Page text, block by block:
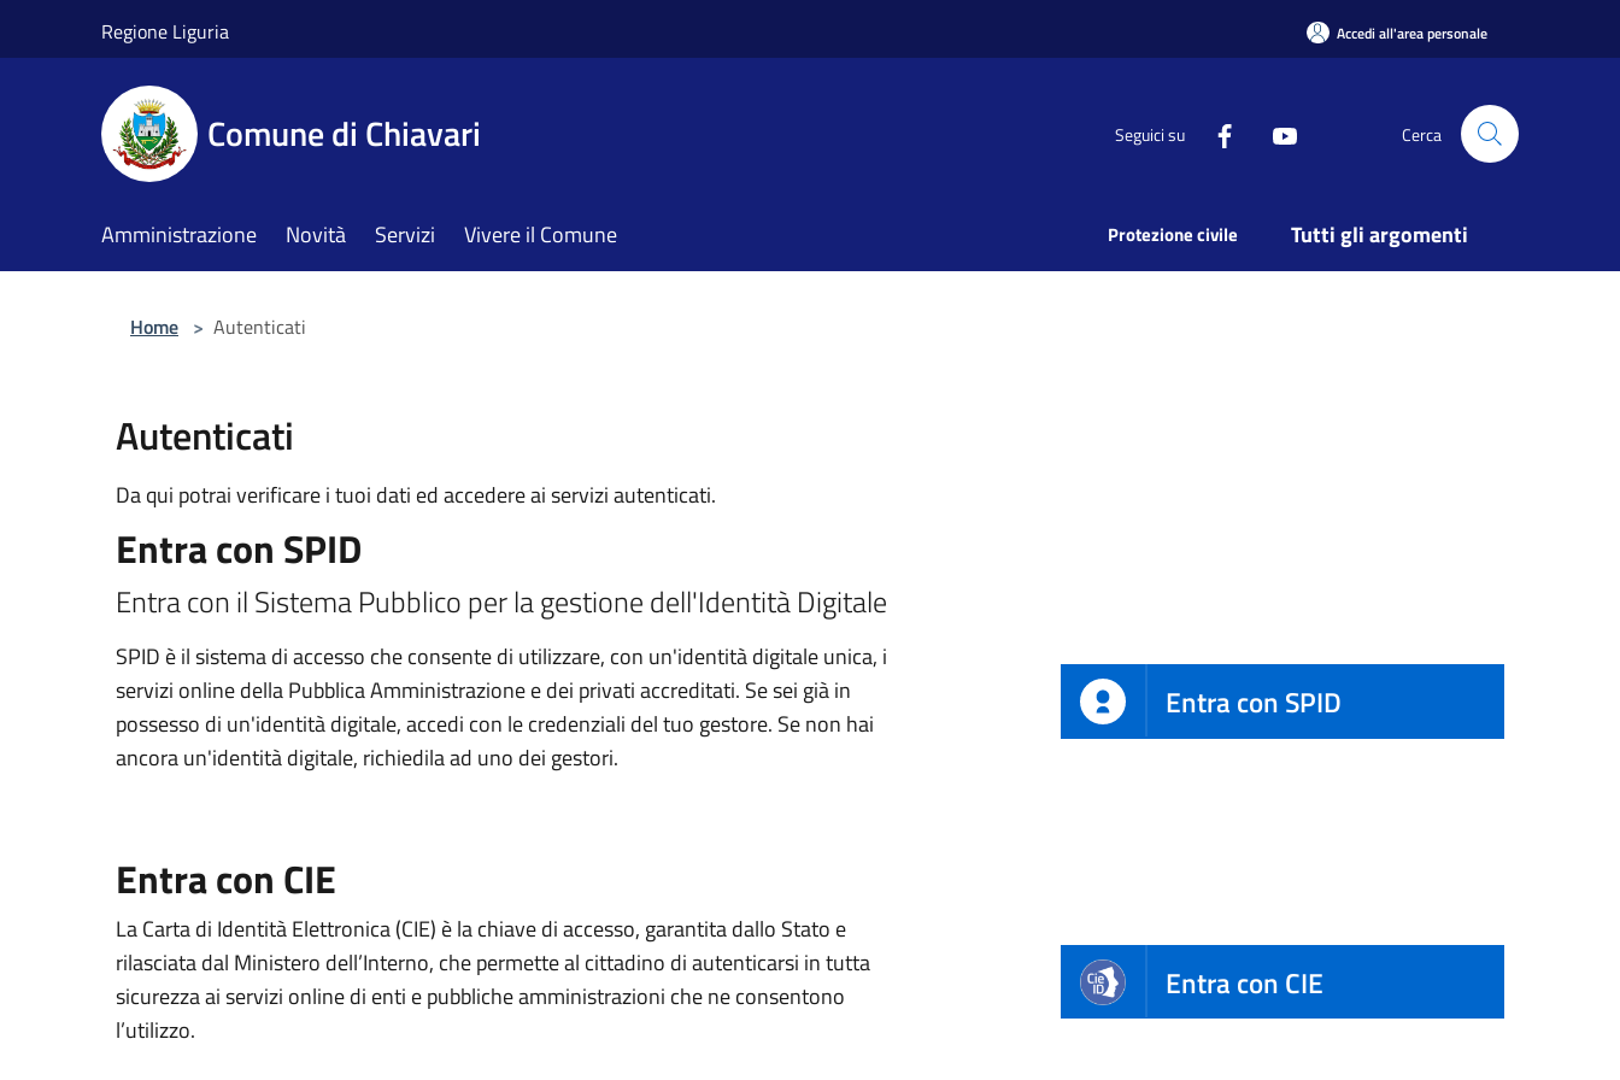
Regione Liguria Accedi all'area personale
Comune di Chiavari Seguici su Cerca
Amministrazione Novità Servizi Vivere il Comune Protezione civile Tutti gli argomenti
Home > Autenticati
Autenticati
Da qui potrai verificare i tuoi dati ed accedere ai servizi autenticati.
Entra con SPID
Entra con il Sistema Pubblico per la gestione dell'Identità Digitale
SPID è il sistema di accesso che consente di utilizzare, con un'identità digitale unica, i
servizi online della Pubblica Amministrazione e dei privati accreditati. Se sei già in
possesso di un'identità digitale, accedi con le credenziali del tuo gestore. Se non hai
ancora un'identità digitale, richiedila ad uno dei gestori.
Entra con SPID
Entra con CIE
La Carta di Identità Elettronica (CIE) è la chiave di accesso, garantita dallo Stato e
rilasciata dal Ministero dell’Interno, che permette al cittadino di autenticarsi in tutta
sicurezza ai servizi online di enti e pubbliche amministrazioni che ne consentono
l’utilizzo.
Entra con CIE